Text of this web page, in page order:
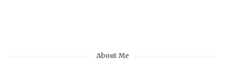
About Me